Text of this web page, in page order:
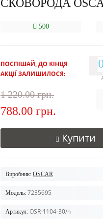
СКОВОРОДА
500
ПОСПІШАЙ, ДО КІНЦЯ
АКЦІЇ ЗАЛИШИЛОСЯ:
1 220.00 грн.
788.00 грн.
Купити
Виробник: OSCAR
Модель: 7235695
Артикул: OSR-1104-30/n